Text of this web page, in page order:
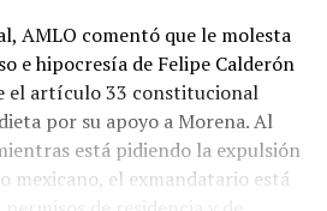
AMLO comentó que le molesta
e hipocresía de Felipe Calderón
el artículo 33 constitucional
por su apoyo a Morena. Al
está pidiendo la expulsión
mexicano, el exmandatario está